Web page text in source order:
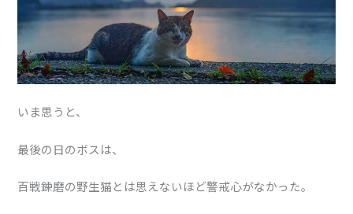
いま思うと、
最後の日のボスは、
百戦錬磨の野生猫とは思えないほど警戒心がなかった。